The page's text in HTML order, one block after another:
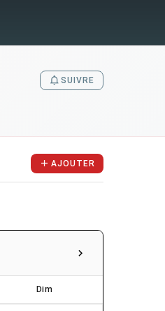
SUIVRE
AJOUTER
Dim